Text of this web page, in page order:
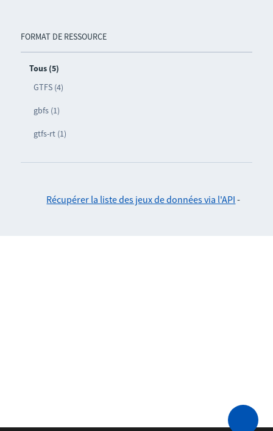
FORMAT DE RESSOURCE
Tous (5)
GTFS (4)
gbfs (1)
gtfs-rt (1)
Récupérer la liste des jeux de données via l'API -